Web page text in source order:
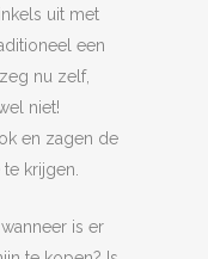
uit met
een
nu zelf,
niet!
en zagen de
krijgen.
is er